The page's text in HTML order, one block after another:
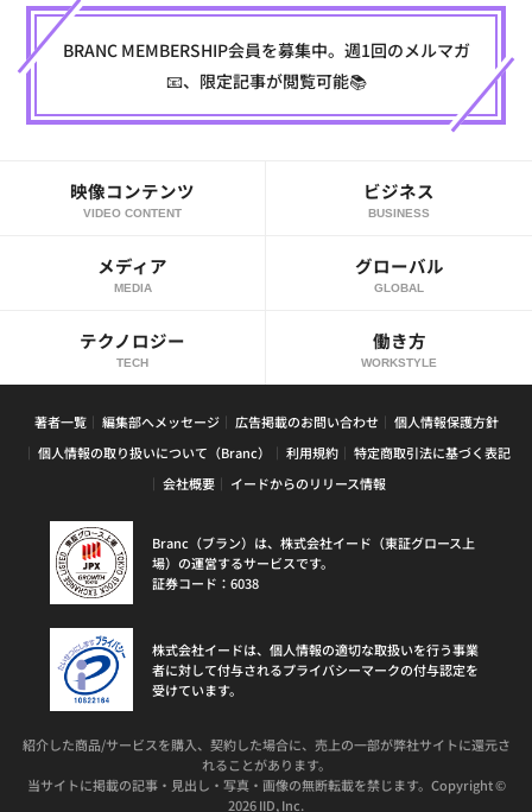
BRANC MEMBERSHIP会員を募集中。週1回のメルマガ
📧、限定記事が閲覧可能📚
映像コンテンツ
VIDEO CONTENT
ビジネス
BUSINESS
メディア
MEDIA
グローバル
GLOBAL
テクノロジー
TECH
働き方
WORKSTYLE
著者一覧 編集部へメッセージ 広告掲載のお問い合わせ
個人情報保護方針
個人情報の取り扱いについて（Branc）
利用規約
特定商取引法に基づく表記
会社概要
イードからのリリース情報
Branc（ブラン）は、株式会社イード（東証グロース上
場）の運営するサービスです。
証券コード：6038
株式会社イードは、個人情報の適切な取扱いを行う事業
者に対して付与されるプライバシーマークの付与認定を
受けています。
紹介した商品/サービスを購入、契約した場合に、売上の一部が弊社サイトに還元さ
れることがあります。
当サイトに掲載の記事・見出し・写真・画像の無断転載を禁じます。Copyright ©
2026 IID, Inc.